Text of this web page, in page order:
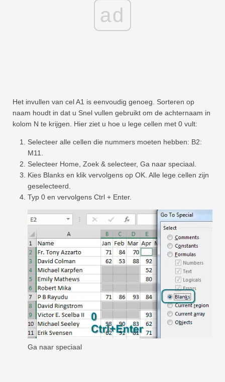
ad
Het invullen van cel A1 is eenvoudig genoeg. Sorteren op
naam houdt in dat u Snel vullen gebruikt om de achternaam in
kolom N te krijgen. Hier ziet u hoe u lege cellen met 0 vult:
Selecteer alle cellen die nummers moeten hebben: B2:
M11.
Selecteer Home, Zoek & selecteer, Ga naar speciaal.
Kies Blanks en klik vervolgens op OK. Alle lege cellen zijn
geselecteerd.
Typ 0 en vervolgens Ctrl + Enter.
Ga naar speciaal